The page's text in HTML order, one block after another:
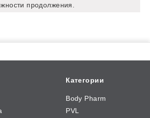
продолжения.
Категории
Body Pharm
PVL